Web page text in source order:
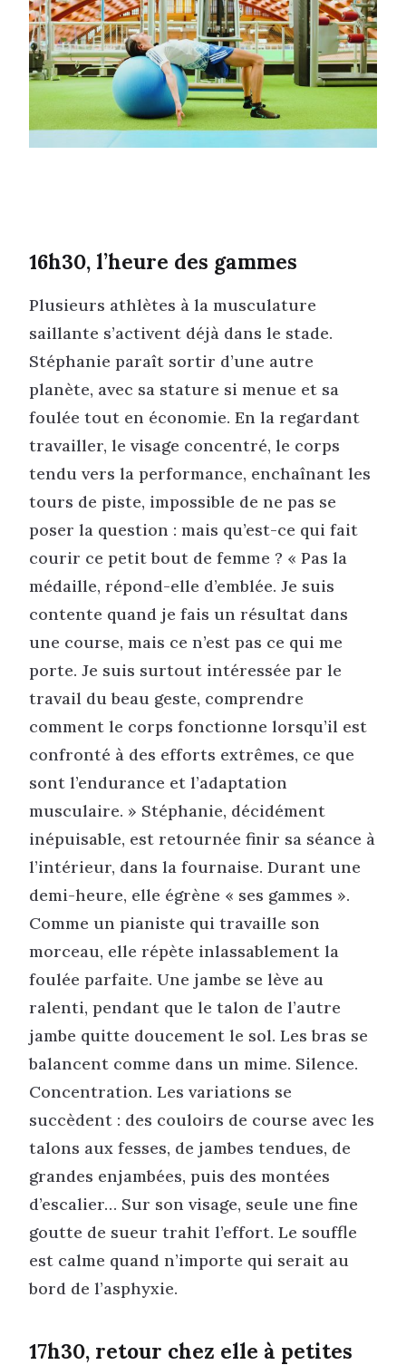
16h30, l’heure des gammes
Plusieurs athlètes à la musculature
saillante s’activent déjà dans le stade.
Stéphanie paraît sortir d’une autre
planète, avec sa stature si menue et sa
foulée tout en économie. En la regardant
travailler, le visage concentré, le corps
tendu vers la performance, enchaînant les
tours de piste, impossible de ne pas se
poser la question : mais qu’est-ce qui fait
courir ce petit bout de femme ? « Pas la
médaille, répond-elle d’emblée. Je suis
contente quand je fais un résultat dans
une course, mais ce n’est pas ce qui me
porte. Je suis surtout intéressée par le
travail du beau geste, comprendre
comment le corps fonctionne lorsqu’il est
confronté à des efforts extrêmes, ce que
sont l’endurance et l’adaptation
musculaire. » Stéphanie, décidément
inépuisable, est retournée finir sa séance à
l’intérieur, dans la fournaise. Durant une
demi-heure, elle égrène « ses gammes ».
Comme un pianiste qui travaille son
morceau, elle répète inlassablement la
foulée parfaite. Une jambe se lève au
ralenti, pendant que le talon de l’autre
jambe quitte doucement le sol. Les bras se
balancent comme dans un mime. Silence.
Concentration. Les variations se
succèdent : des couloirs de course avec les
talons aux fesses, de jambes tendues, de
grandes enjambées, puis des montées
d’escalier… Sur son visage, seule une fine
goutte de sueur trahit l’effort. Le souffle
est calme quand n’importe qui serait au
bord de l’asphyxie.
17h30, retour chez elle à petites